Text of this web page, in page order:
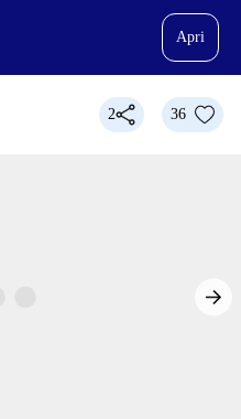
Apri
2 36